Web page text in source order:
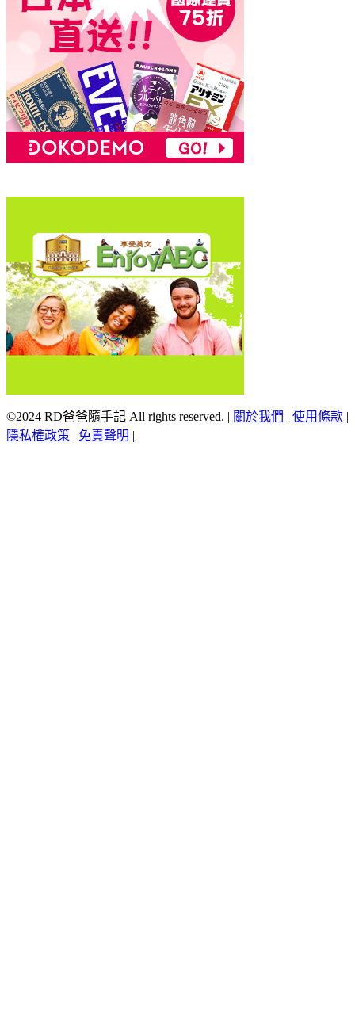
©2024 RD爸爸隨手記 All rights reserved. | 關於我們 | 使用條款 |
隱私權政策 | 免責聲明 |